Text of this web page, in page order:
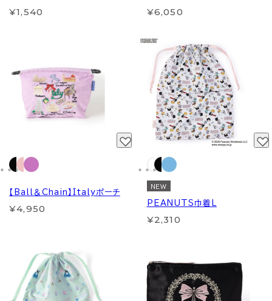
¥1,540 ¥6,050
【Ball＆Chain】Italyポーチ
¥4,950
NEW
PEANUTS巾着L
¥2,310